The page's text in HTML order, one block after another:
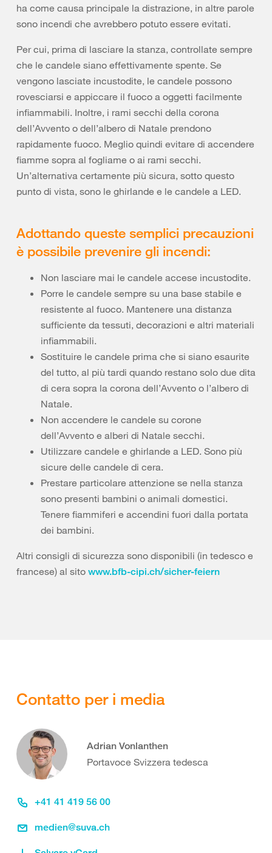
ha come causa principale la distrazione, in altre parole
sono incendi che avrebbero potuto essere evitati.
Per cui, prima di lasciare la stanza, controllate sempre
che le candele siano effettivamente spente. Se
vengono lasciate incustodite, le candele possono
rovesciarsi e appiccare il fuoco a oggetti facilmente
infiammabili. Inoltre, i rami secchi della corona
dell’Avvento o dell’albero di Natale prendono
rapidamente fuoco. Meglio quindi evitare di accendere
fiamme sopra al fogliame o ai rami secchi.
Un’alternativa certamente più sicura, sotto questo
punto di vista, sono le ghirlande e le candele a LED.
Adottando queste semplici precauzioni
è possibile prevenire gli incendi:
Non lasciare mai le candele accese incustodite.
Porre le candele sempre su una base stabile e
resistente al fuoco. Mantenere una distanza
sufficiente da tessuti, decorazioni e altri materiali
infiammabili.
Sostituire le candele prima che si siano esaurite
del tutto, al più tardi quando restano solo due dita
di cera sopra la corona dell’Avvento o l’albero di
Natale.
Non accendere le candele su corone
dell’Avvento e alberi di Natale secchi.
Utilizzare candele e ghirlande a LED. Sono più
sicure delle candele di cera.
Prestare particolare attenzione se nella stanza
sono presenti bambini o animali domestici.
Tenere fiammiferi e accendini fuori dalla portata
dei bambini.
Altri consigli di sicurezza sono disponibili (in tedesco e
francese) al sito www.bfb-cipi.ch/sicher-feiern
Contatto per i media
Adrian Vonlanthen
Portavoce Svizzera tedesca
+41 41 419 56 00
medien@suva.ch